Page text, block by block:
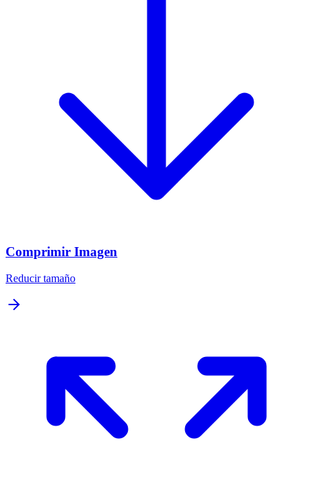
Comprimir Imagen
Reducir tamaño